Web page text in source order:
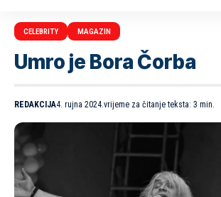
CELEBRITY MAGAZIN
Umro je Bora Čorba
REDAKCIJA4. rujna 2024.vrijeme za čitanje teksta: 3 min.